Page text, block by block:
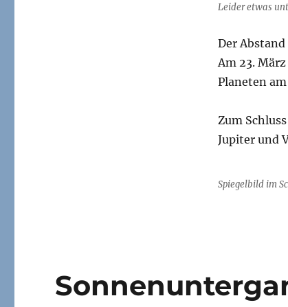
Leider etwas
Der
Am 23.
Planeten
Zum
Jupiter und
Spiegelbild im